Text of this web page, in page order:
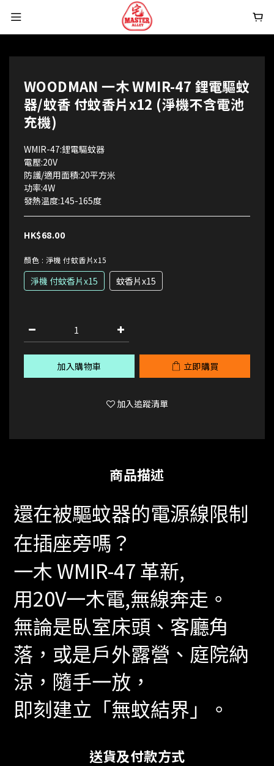
WOODMAN 一木 WMIR-47 鋰電驅蚊
器/蚊香 付蚊香片x12 (淨機不含電池
充機)
WMIR-47:鋰電驅蚊器
電壓:20V
防護/適用面積:20平方米
功率:4W
發熱温度:145-165度
HK$68.00
顏色 : 淨機 付蚊香片x15
淨機 付蚊香片x15 蚊香片x15
加入購物車 立即購買
加入追蹤清單
商品描述
還在被驅蚊器的電源線限制
在插座旁嗎？
一木 WMIR-47 革新,
用20V一木電,無線奔走。
無論是臥室床頭、客廳角
落，或是戶外露營、庭院納
涼，隨手一放，
即刻建立「無蚊結界」。
送貨及付款方式